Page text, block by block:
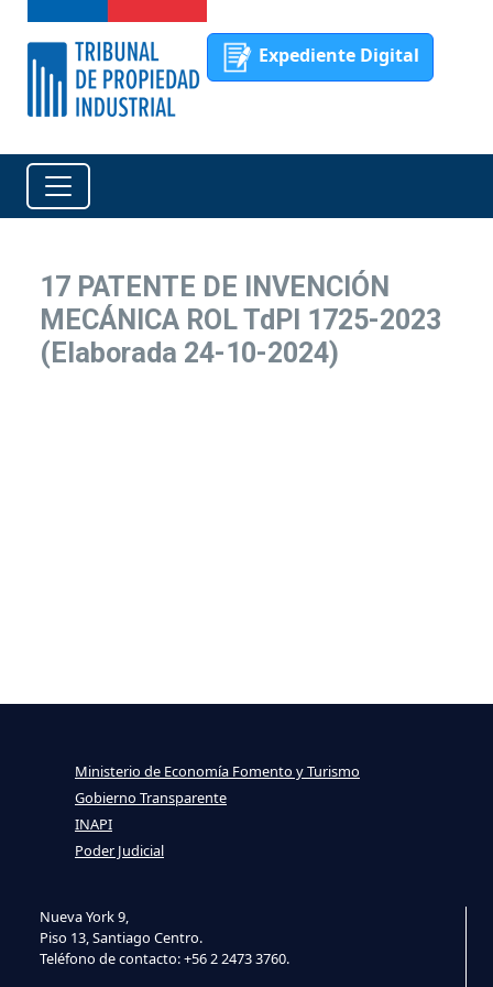
Expediente Digital
17 PATENTE DE INVENCIÓN
MECÁNICA ROL TdPI 1725-2023
(Elaborada 24-10-2024)
Nueva York 9,
Piso 13, Santiago Centro.
Teléfono de contacto: +56 2 2473 3760.
Ministerio de Economía Fomento y Turismo
Gobierno Transparente
INAPI
Poder Judicial